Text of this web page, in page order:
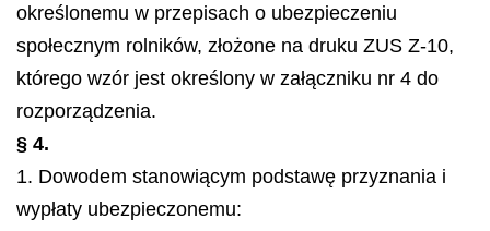
określonemu w przepisach o ubezpieczeniu
społecznym rolników, złożone na druku ZUS Z-10,
którego wzór jest określony w załączniku nr 4 do
rozporządzenia.
§ 4.
1. Dowodem stanowiącym podstawę przyznania i
wypłaty ubezpieczonemu: